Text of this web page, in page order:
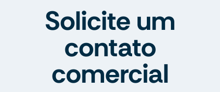
Solicite um
contato
comercial